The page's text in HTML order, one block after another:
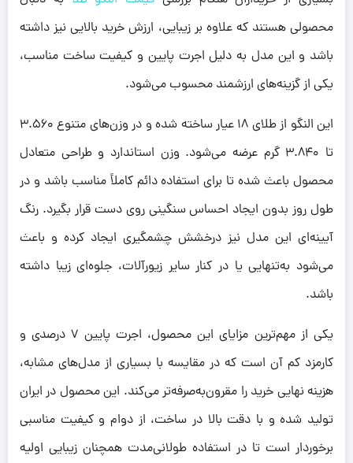
محصولی هستند که علاوه بر زیبایی، ارزش خرید بالایی نیز داشته
باشد و این مدل به دلیل اجرت پایین و کیفیت ساخت مناسب،
یکی از گزینه‌های ارزشمند محسوب می‌شود.
این النگو از طلای 18 عیار ساخته شده و در وزن‌های متنوع 3.560
تا 3.840 گرم عرضه می‌شود. وزن استاندارد و طراحی متعادل
محصول باعث شده تا برای استفاده دائم کاملاً مناسب باشد و در
طول روز بدون ایجاد احساس سنگینی روی دست قرار بگیرد. رنگ
آیینه‌ای این مدل نیز درخشش چشمگیری ایجاد کرده و باعث
می‌شود به‌تنهایی یا در کنار سایر زیورآلات، جلوه‌ای زیبا داشته
باشد.
یکی از مهم‌ترین مزایای این محصول، اجرت پایین 7 درصدی و
کارمزد کم آن است که در مقایسه با بسیاری از مدل‌های مشابه،
هزینه نهایی خرید را مقرون‌به‌صرفه‌تر می‌کند. این محصول در ایران
تولید شده و با دقت بالا در ساخت، از دوام و کیفیت مناسبی
برخوردار است تا در استفاده طولانی‌مدت همچنان زیبایی اولیه